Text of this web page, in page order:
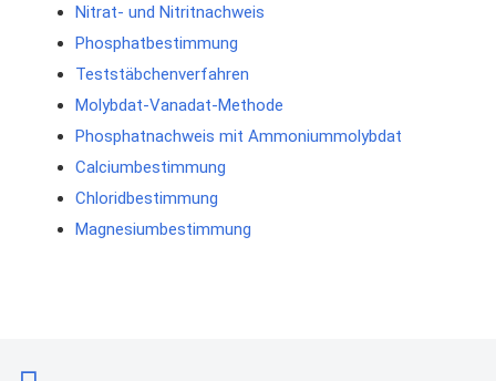
Nitrat- und Nitritnachweis
Phosphatbestimmung
Teststäbchenverfahren
Molybdat-Vanadat-Methode
Phosphatnachweis mit Ammoniummolybdat
Calciumbestimmung
Chloridbestimmung
Magnesiumbestimmung